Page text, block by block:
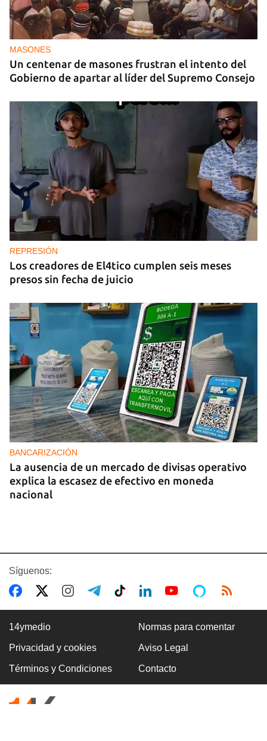
BALONCESTO CUBANO
La gloria del baloncesto cubano Félix Morales
sobrevive vendiendo productos
MASONES
Un centenar de masones frustran el intento del
Gobierno de apartar al líder del Supremo Consejo
REPRESIÓN
Los creadores de El4tico cumplen seis meses
presos sin fecha de juicio
BANCARIZACIÓN
La ausencia de un mercado de divisas operativo
explica la escasez de efectivo en moneda
nacional
CUBA-EE UU
Marco Rubio advierte de que La Habana "no
tendrá escapatoria" y que EE UU será implacable
Síguenos:
14ymedio Normas para comentar
Privacidad y cookies Aviso Legal
Términos y Condiciones Contacto